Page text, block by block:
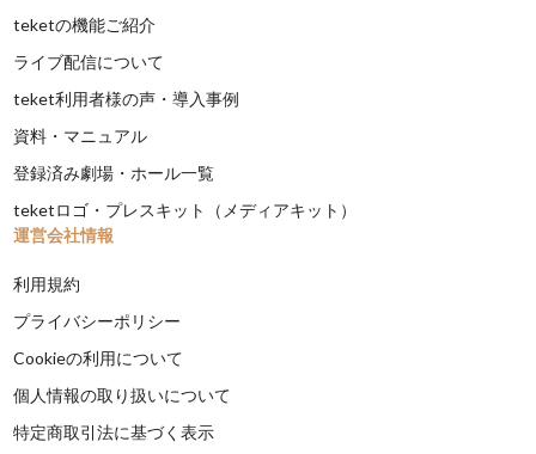
teketの機能ご紹介
ライブ配信について
teket利用者様の声・導入事例
資料・マニュアル
登録済み劇場・ホール一覧
teketロゴ・プレスキット（メディアキット）
運営会社情報
利用規約
プライバシーポリシー
Cookieの利用について
個人情報の取り扱いについて
特定商取引法に基づく表示